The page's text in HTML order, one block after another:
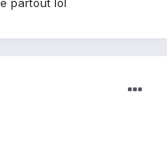
partout lol